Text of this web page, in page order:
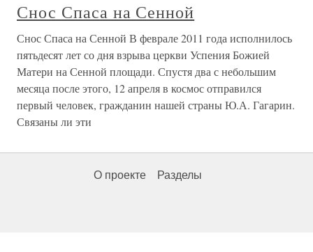
Снос Спаса на Сенной
Снос Спаса на Сенной В феврале 2011 года исполнилось
пятьдесят лет со дня взрыва церкви Успения Божией
Матери на Сенной площади. Спустя два с небольшим
месяца после этого, 12 апреля в космос отправился
первый человек, гражданин нашей страны Ю.А. Гагарин.
Связаны ли эти
О проекте Разделы